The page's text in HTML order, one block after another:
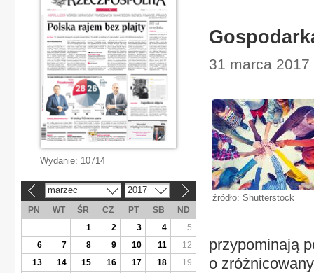
31 marca
źródło: Shutterstock
przypominają
o
Wydanie: 10714
marzec 2017
PN WT ŚR CZ PT SB
ND
1
2 3 4
5
6
7 8 9 10 11
12
13
14 15 16 17 18
19